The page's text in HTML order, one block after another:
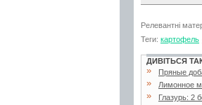
Релевантні
Теги: картофель
ДИВІТЬСЯ
» Пряные
» Лимонное
» Глазурь: 2